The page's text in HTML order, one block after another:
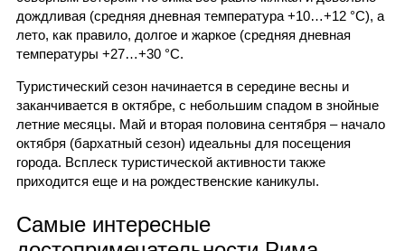
дождливая (средняя дневная температура +10…+12 °С), а
лето, как правило, долгое и жаркое (средняя дневная
температуры +27…+30 °С.
Туристический сезон начинается в середине весны и
заканчивается в октябре, с небольшим спадом в знойные
летние месяцы. Май и вторая половина сентября – начало
октября (бархатный сезон) идеальны для посещения
города. Всплеск туристической активности также
приходится еще и на рождественские каникулы.
Самые интересные